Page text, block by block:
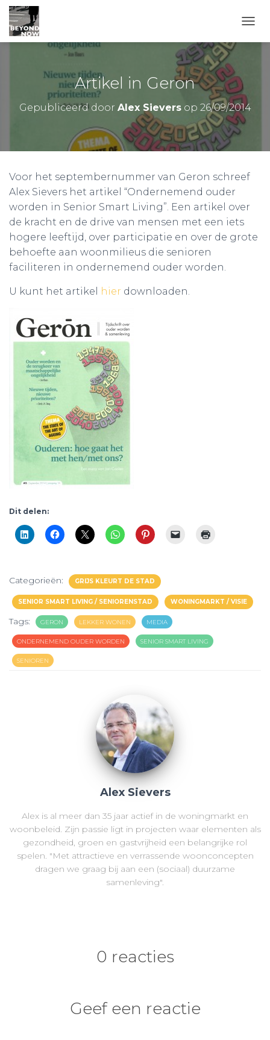
Artikel in Geron
Gepubliceerd door Alex Sieversop 26/09/2014
Voor het septembernummer van Geron schreef
Alex Sievers het artikel “Ondernemend ouder
worden in Senior Smart Living”. Een artikel over
de kracht en de drive van mensen met een iets
hogere leeftijd, over participatie en over de grote
behoefte aan woonmilieus die senioren
faciliteren in ondernemend ouder worden.
U kunt het artikel hier downloaden.
Dit delen:
Categorieën: GRIJS KLEURT DE STAD
SENIOR SMART LIVING / SENIORENSTAD WONINGMARKT / VISIE
Tags: GERON LEKKER WONEN MEDIA
ONDERNEMEND OUDER WORDEN SENIOR SMART LIVING
SENIOREN
Alex Sievers
Alex is al meer dan 35 jaar actief in de woningmarkt en
woonbeleid. Zijn passie ligt in projecten waar elementen als
gezondheid, groen en gastvrijheid een belangrijke rol
spelen. "Met attractieve en verrassende woonconcepten
dragen we graag bij aan een (sociaal) duurzame
samenleving".
0 reacties
Geef een reactie